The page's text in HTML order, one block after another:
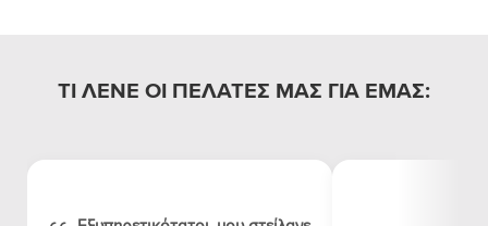
ΤΙ ΛΕΝΕ ΟΙ ΠΕΛΑΤΕΣ ΜΑΣ ΓΙΑ ΕΜΑΣ: